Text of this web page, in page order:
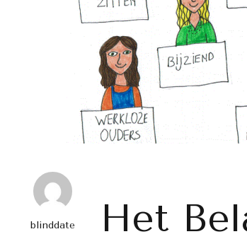
blinddate
Het